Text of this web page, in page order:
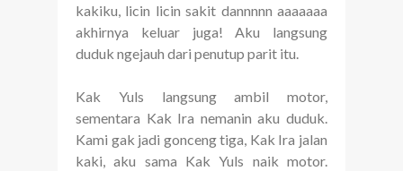
kakiku, licin licin sakit dannnnn aaaaaaa
akhirnya keluar juga! Aku langsung
duduk ngejauh dari penutup parit itu.
Kak Yuls langsung ambil motor,
sementara Kak Ira nemanin aku duduk.
Kami gak jadi gonceng tiga, Kak Ira jalan
kaki, aku sama Kak Yuls naik motor.